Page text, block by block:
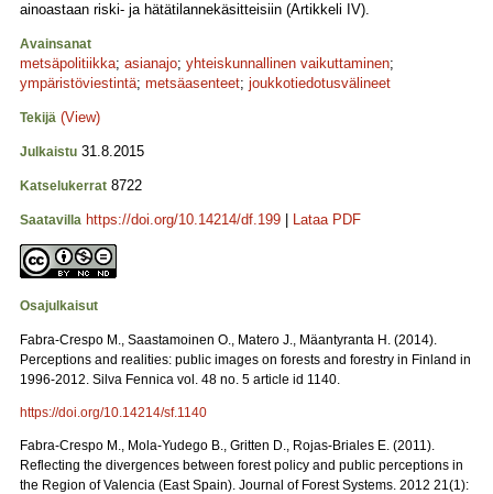
ainoastaan riski- ja hätätilannekäsitteisiin (Artikkeli IV).
Avainsanat
metsäpolitiikka; asianajo; yhteiskunnallinen vaikuttaminen;
ympäristöviestintä; metsäasenteet; joukkotiedotusvälineet
Tekijä (View)
Julkaistu 31.8.2015
Katselukerrat 8722
Saatavilla https://doi.org/10.14214/df.199 Lataa PDF
Osajulkaisut
Fabra-Crespo M., Saastamoinen O., Matero J., Mäantyranta H. (2014).
Perceptions and realities: public images on forests and forestry in Finland in
1996-2012. Silva Fennica vol. 48 no. 5 article id 1140.
https://doi.org/10.14214/sf.1140
Fabra-Crespo M., Mola-Yudego B., Gritten D., Rojas-Briales E. (2011).
Reflecting the divergences between forest policy and public perceptions in
the Region of Valencia (East Spain). Journal of Forest Systems. 2012 21(1):